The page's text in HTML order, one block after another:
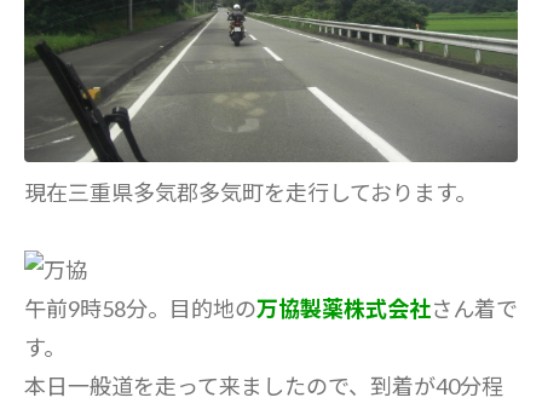
現在三重県多気郡多気町を走行しております。
午前9時58分。目的地の万協製薬株式会社さん着で
す。
本日一般道を走って来ましたので、到着が40分程